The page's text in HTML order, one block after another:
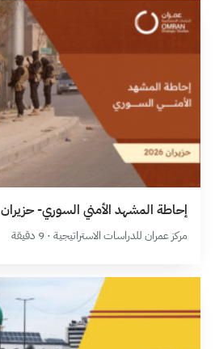
إحاطة المشهد الأمني السوري- حزيران 2026-
مركز عمران للدراسات الاستراتيجية · 9 دقيقة